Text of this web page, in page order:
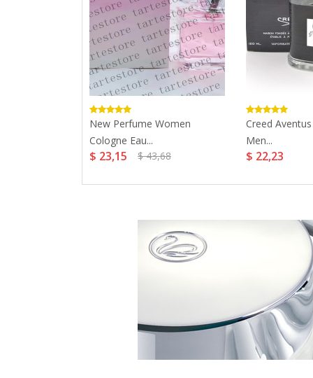
New Perfume Women
Cologne Eau...
$ 23,15 $ 43,68
Creed
Men...
$ 22,23